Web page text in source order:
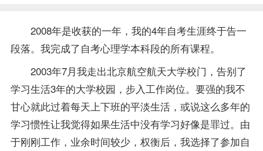
2008年是收获的一年，我的4年自考生涯终于告一
段落。我完成了自考心理学本科段的所有课程。
2003年7月我走出北京航空航天大学校门，告别了
学习生活3年的大学校园，步入工作岗位。要强的我不
甘心就此过着每天上下班的平淡生活，或说这么多年的
学习惯性让我觉得如果生活中没有学习好像是罪过。由
于刚刚工作，业余时间较少，权衡后，我选择了参加自